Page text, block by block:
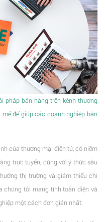
pháp bán hàng trên kênh thương
để giúp các doanh nghiệp bán
của thương mại điện tử, có niềm
trực tuyến, cùng với ý thức sâu
thị trường và giảm thiểu chi
chúng tôi mang tính toàn diện và
một cách đơn giản nhất.